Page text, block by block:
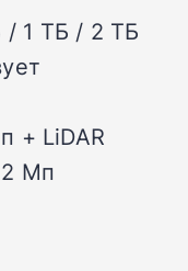
/ 1 ТБ / 2 ТБ
+ LiDAR
Мп